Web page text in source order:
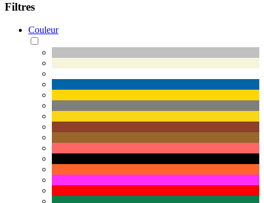
Filtres
Couleur